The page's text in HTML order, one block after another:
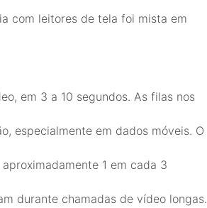
com leitores de tela foi mista em
em 3 a 10 segundos. As filas nos
especialmente em dados móveis. O
1 em cada 3
durante chamadas de vídeo longas.